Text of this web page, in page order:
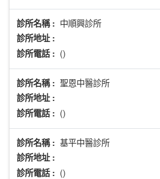
診所名稱 : 中順興診所
診所地址 :
診所電話 : ()
診所名稱 : 聖恩中醫診所
診所地址 :
診所電話 : ()
診所名稱 : 基平中醫診所
診所地址 :
診所電話 : ()